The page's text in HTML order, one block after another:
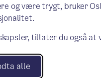
og være trygt, bruker
tillater du også
alle